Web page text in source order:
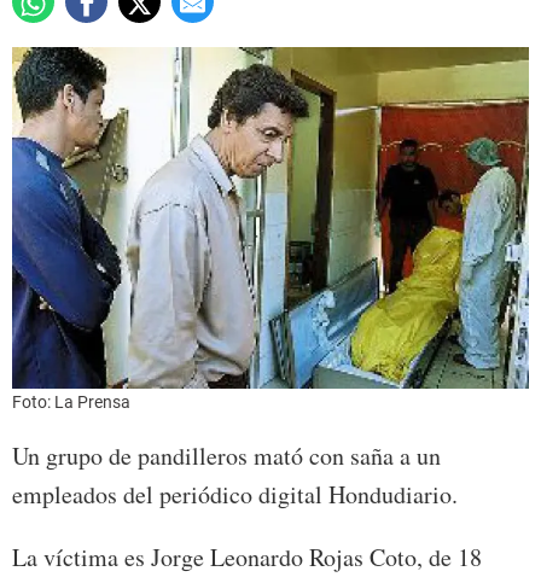
Foto: La Prensa
Un grupo de pandilleros mató con saña a un
empleados del periódico digital Hondudiario.
La víctima es Jorge Leonardo Rojas Coto, de 18